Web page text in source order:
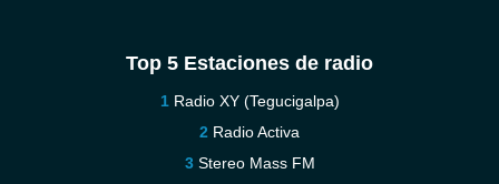
Top 5 Estaciones de radio
Radio XY (Tegucigalpa)
Radio Activa
Stereo Mass FM